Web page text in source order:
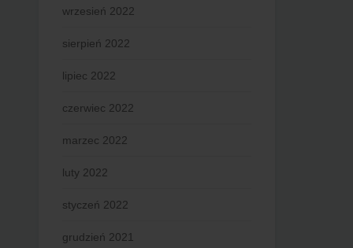
wrzesień 2022
sierpień 2022
lipiec 2022
czerwiec 2022
marzec 2022
luty 2022
styczeń 2022
grudzień 2021